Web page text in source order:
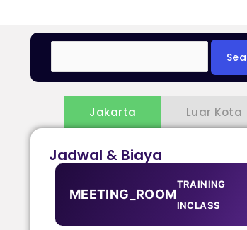
Jakarta Luar Kota
Jadwal & Biaya
MEETING_ROOM
TRAINING
INCLASS